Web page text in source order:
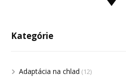
Kategórie
Adaptácia na chlad (12)